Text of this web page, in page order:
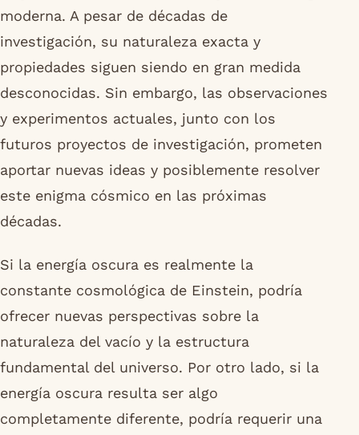
moderna. A pesar de décadas de
investigación, su naturaleza exacta y
propiedades siguen siendo en gran medida
desconocidas. Sin embargo, las observaciones
y experimentos actuales, junto con los
futuros proyectos de investigación, prometen
aportar nuevas ideas y posiblemente resolver
este enigma cósmico en las próximas
décadas.
Si la energía oscura es realmente la
constante cosmológica de Einstein, podría
ofrecer nuevas perspectivas sobre la
naturaleza del vacío y la estructura
fundamental del universo. Por otro lado, si la
energía oscura resulta ser algo
completamente diferente, podría requerir una